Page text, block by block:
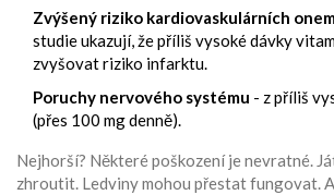
Zvýšený riziko kardiovaskulárních
studie ukazují, že příliš vysoké dávky
zvyšovat riziko infarktu.
Poruchy nervového systému - z příliš
(přes 100 mg denně).
Nejhorší? Některé poškození je nevratné.
zhroutit. Ledviny mohou přestat fungovat.